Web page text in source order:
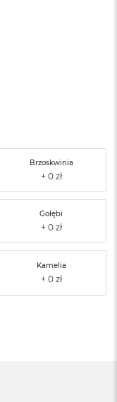
Brzoskwinia
Gołębi
Kamelia